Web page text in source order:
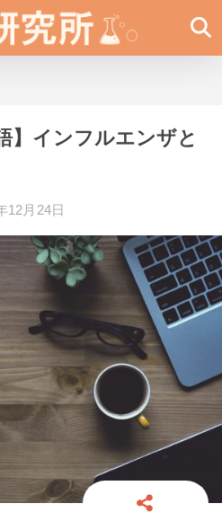
】インフルエンザと
12月24日